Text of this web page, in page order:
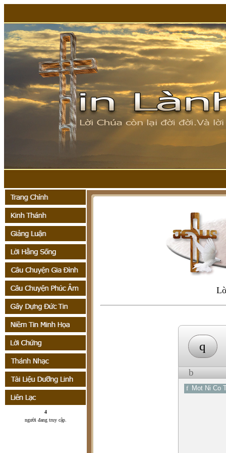
4
người đang truy cập.
q
f Mot Ni Co
b